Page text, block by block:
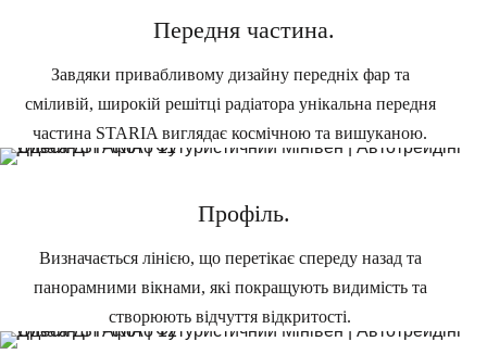
Передня частина.
Завдяки привабливому дизайну передніх фар та
сміливій, широкій решітці радіатора унікальна передня
частина STARIA виглядає космічною та вишуканою.
Профіль.
Визначається лінією, що перетікає спереду назад та
панорамними вікнами, які покращують видимість та
створюють відчуття відкритості.